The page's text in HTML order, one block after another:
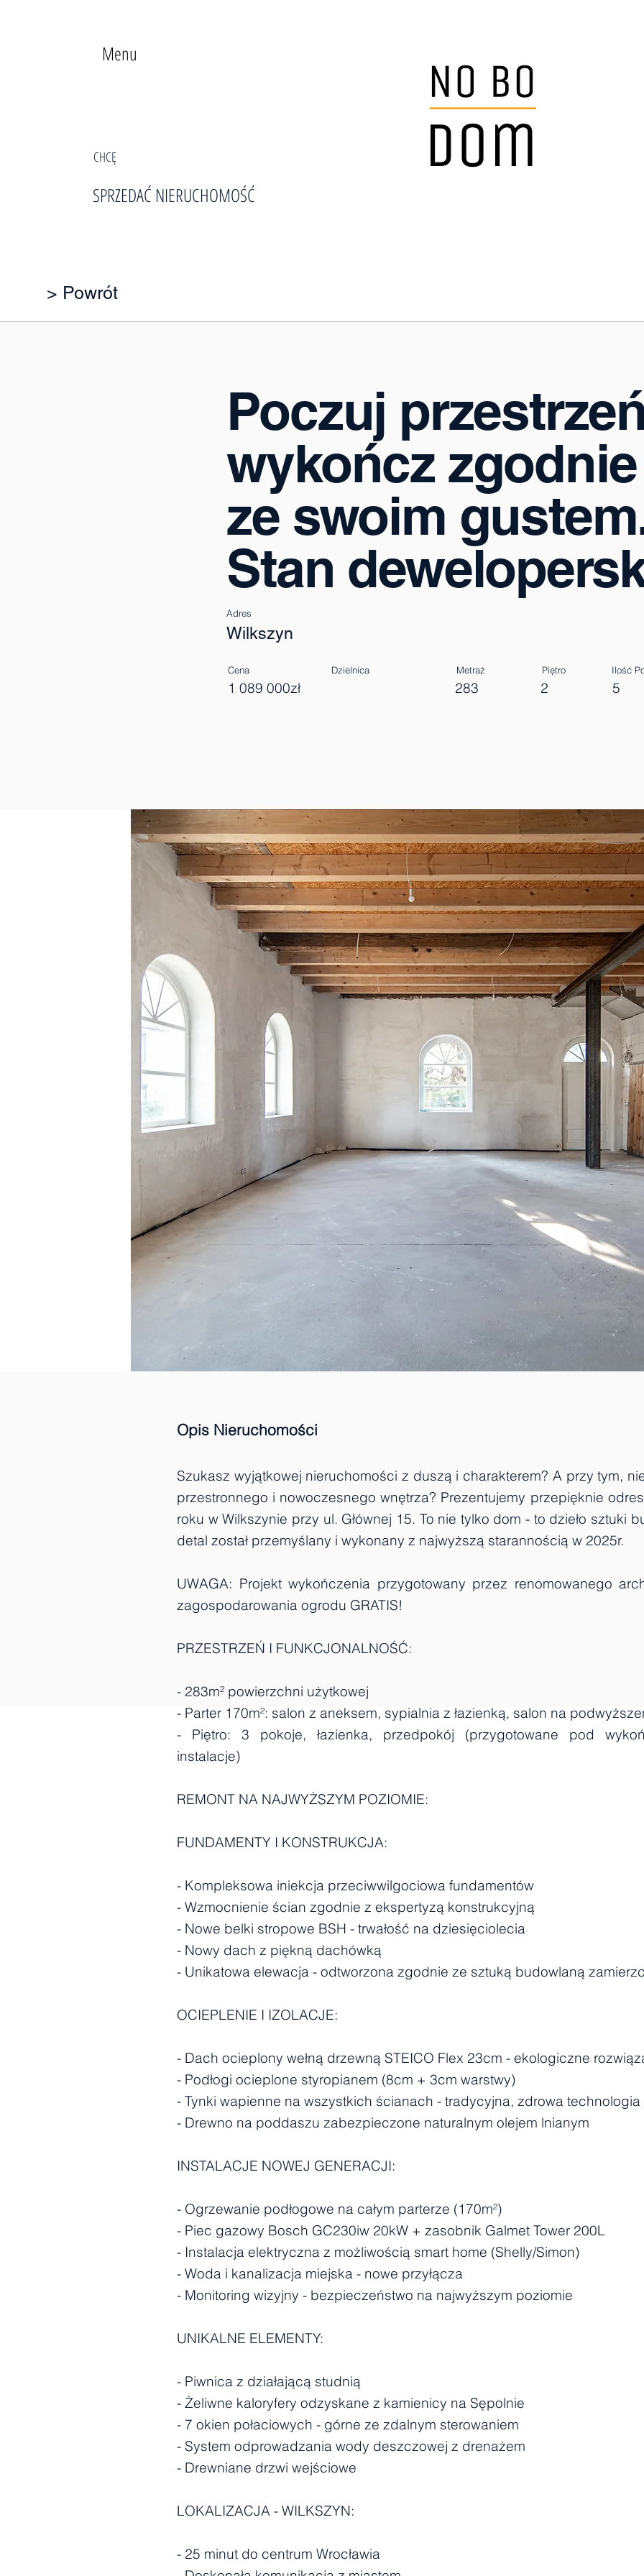
Menu
CHCĘ
SPRZEDAĆ NIERUCHOMOŚĆ
> Powrót
Poczuj
wykończ zgodnie
ze swoim
Stan
Adres
Wilkszyn
Cena
1 089 000zł
Dzielnica Metraż
283
Piętro
2
Ilość
5
Opis Nieruchomości
Szukasz wyjątkowej nieruchomości z duszą i charakterem? A przy tym,
przestronnego i nowoczesnego wnętrza? Prezentujemy przepięknie
roku w Wilkszynie przy ul. Głównej 15. To nie tylko dom - to dzieło sztuki
detal został przemyślany i wykonany z najwyższą starannością w 2025r.
UWAGA: Projekt wykończenia przygotowany przez renomowanego
zagospodarowania ogrodu GRATIS!
PRZESTRZEŃ I FUNKCJONALNOŚĆ:
- 283m² powierzchni użytkowej
- Parter 170m²: salon z aneksem, sypialnia z łazienką, salon na
- Piętro: 3 pokoje, łazienka, przedpokój (przygotowane pod
instalacje)
REMONT NA NAJWYŻSZYM POZIOMIE:
FUNDAMENTY I KONSTRUKCJA:
- Kompleksowa iniekcja przeciwwilgociowa fundamentów
- Wzmocnienie ścian zgodnie z ekspertyzą konstrukcyjną
- Nowe belki stropowe BSH - trwałość na dziesięciolecia
- Nowy dach z piękną dachówką
- Unikatowa elewacja - odtworzona zgodnie ze sztuką budowlaną
OCIEPLENIE I IZOLACJE:
- Dach ocieplony wełną drzewną STEICO Flex 23cm - ekologiczne
- Podłogi ocieplone styropianem (8cm + 3cm warstwy)
- Tynki wapienne na wszystkich ścianach - tradycyjna, zdrowa technologia
- Drewno na poddaszu zabezpieczone naturalnym olejem lnianym
INSTALACJE NOWEJ GENERACJI:
- Ogrzewanie podłogowe na całym parterze (170m²)
- Piec gazowy Bosch GC230iw 20kW + zasobnik Galmet Tower 200L
- Instalacja elektryczna z możliwością smart home (Shelly/Simon)
- Woda i kanalizacja miejska - nowe przyłącza
- Monitoring wizyjny - bezpieczeństwo na najwyższym poziomie
UNIKALNE ELEMENTY:
- Piwnica z działającą studnią
- Żeliwne kaloryfery odzyskane z kamienicy na Sępolnie
- 7 okien połaciowych - górne ze zdalnym sterowaniem
- System odprowadzania wody deszczowej z drenażem
- Drewniane drzwi wejściowe
LOKALIZACJA - WILKSZYN:
- 25 minut do centrum Wrocławia